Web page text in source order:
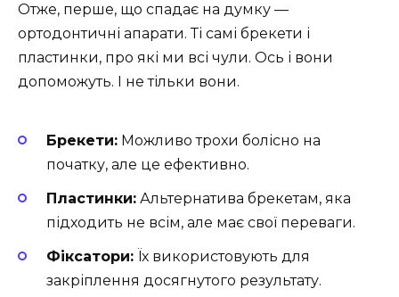
Отже, перше, що спадає на думку —
ортодонтичні апарати. Ті самі брекети і
пластинки, про які ми всі чули. Ось і вони
допоможуть. І не тільки вони.
Брекети: Можливо трохи болісно на
початку, але це ефективно.
Пластинки: Альтернатива брекетам, яка
підходить не всім, але має свої переваги.
Фіксатори: Їх використовують для
закріплення досягнутого результату.